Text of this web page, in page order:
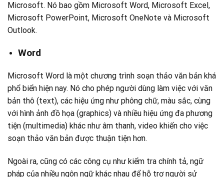
Microsoft. Nó bao gồm Microsoft Word, Microsoft Excel,
Microsoft PowerPoint, Microsoft OneNote và Microsoft
Outlook.
Word
Microsoft Word là một chương trình soạn thảo văn bản khá
phổ biển hiện nay. Nó cho phép người dùng làm việc với văn
bản thô (text), các hiệu ứng như phông chữ, màu sắc, cùng
với hình ảnh đồ họa (graphics) và nhiều hiệu ứng đa phương
tiện (multimedia) khác như âm thanh, video khiến cho việc
soạn thảo văn bản được thuận tiện hơn.
Ngoài ra, cũng có các công cụ như kiểm tra chính tả, ngữ
pháp của nhiều ngôn ngữ khác nhau để hỗ trợ người sử